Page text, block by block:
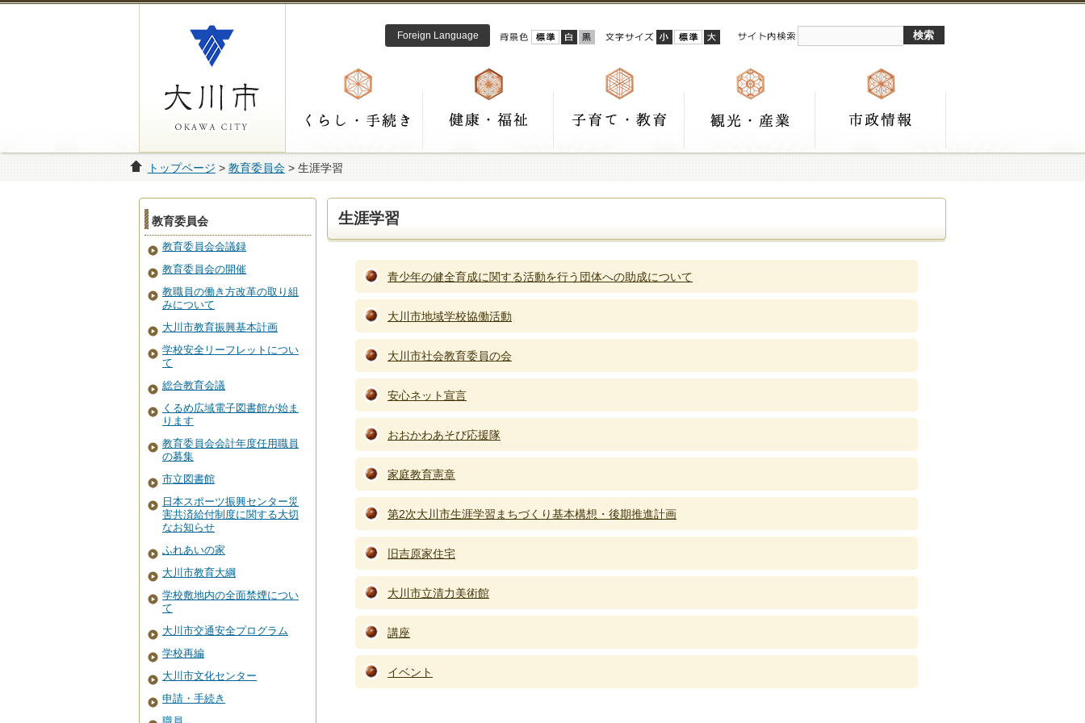
Foreign Language
トップページ > 教育委員会> 生涯学習
生涯学習
青少年の健全育成に関する活動を行う団体への助成について
大川市地域学校協働活動
大川市社会教育委員の会
安心ネット宣言
おおかわあそび応援隊
家庭教育憲章
第2次大川市生涯学習まちづくり基本構想・後期推進計画
旧吉原家住宅
大川市立清力美術館
講座
イベント
教育委員会
教育委員会会議録
教育委員会の開催
教職員の働き方改革の取り組
みについて
大川市教育振興基本計画
学校安全リーフレットについ
て
総合教育会議
くるめ広域電子図書館が始ま
ります
教育委員会会計年度任用職員
の募集
市立図書館
日本スポーツ振興センター災
害共済給付制度に関する大切
なお知らせ
ふれあいの家
大川市教育大綱
学校敷地内の全面禁煙につい
て
大川市交通安全プログラム
学校再編
大川市文化センター
申請・手続き